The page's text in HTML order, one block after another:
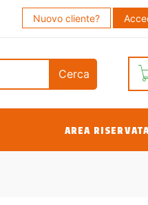
Nuovo cliente?
AREA